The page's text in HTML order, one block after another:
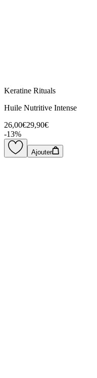
Keratine Rituals
Huile Nutritive Intense
26,00€29,90€
-13%
Ajouter